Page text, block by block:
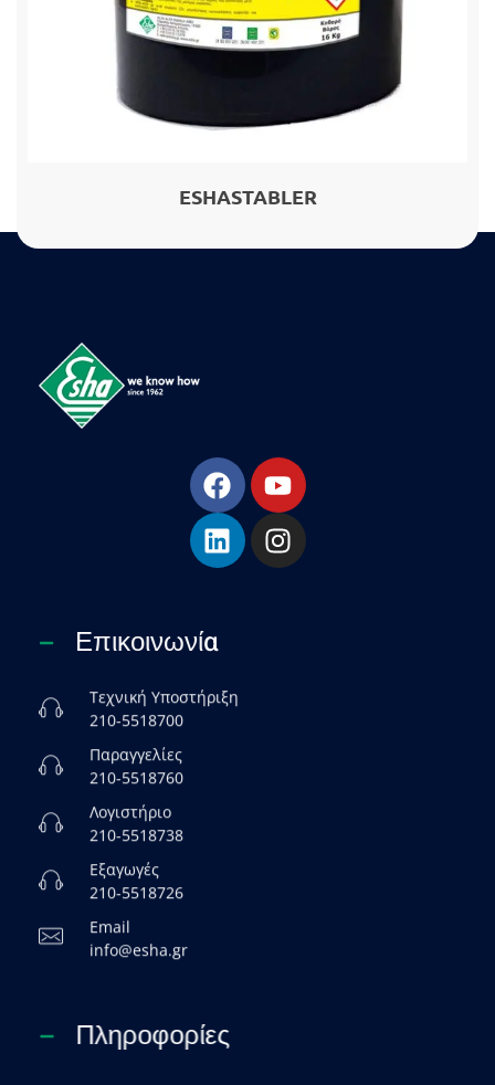
ESHASTABLER
Επικοινωνία
Τεχνική Υποστήριξη
210-5518700
Παραγγελίες
210-5518760
Λογιστήριο
210-5518738
Εξαγωγές
210-5518726
Email
info@esha.gr
Πληροφορίες